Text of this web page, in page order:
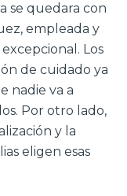
se quedara con
empleada y
Los
de cuidado ya
nadie va a
Por otro lado,
y la
eligen esas